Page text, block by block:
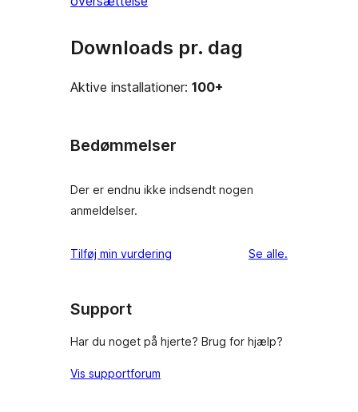
Downloads pr. dag
Aktive installationer: 100+
Bedømmelser
Der er endnu ikke indsendt nogen
anmeldelser.
Tilføj min vurdering Se alle.
Support
Har du noget på hjerte? Brug for hjælp?
Vis supportforum